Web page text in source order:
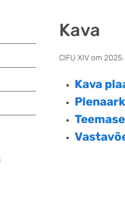
Kava
CIFU XIV om
Kava